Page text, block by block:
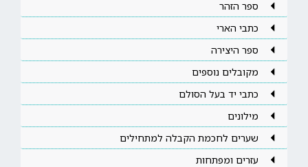
ספר הזהר
כתבי הארי
ספר היצירה
מקובלים נוספים
כתבי יד בעל הסולם
מילונים
שערים לחכמת הקבלה למתחילים
עזרים ומפתחות